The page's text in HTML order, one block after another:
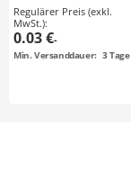
Regulärer Preis (exkl.
MwSt.):
0.03 €-
Min. Versanddauer: 3Tage